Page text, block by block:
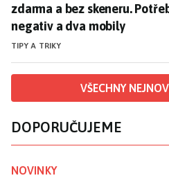
zdarma a bez skeneru.
negativ a dva mobily
TIPY A TRIKY
VŠECHNY
DOPORUČUJEME
NOVINKY